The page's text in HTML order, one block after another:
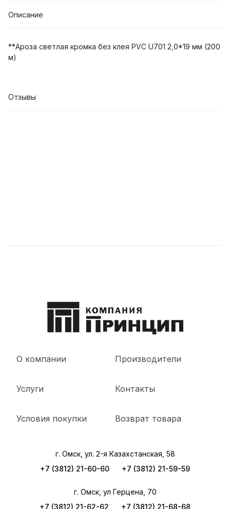
Описание
**Ароза светлая кромка без клея PVC U701 2,0*19 мм (200
м)
Отзывы
О компании
Услуги
Условия покупки
Производители
Контакты
Возврат товара
г. Омск, ул. 2-я Казахстанская, 58
+7 (3812) 21-60-60
+7 (3812) 21-59-59
г. Омск, ул Герцена, 70
+7 (3812) 21-62-62
+7 (3812) 21-68-68